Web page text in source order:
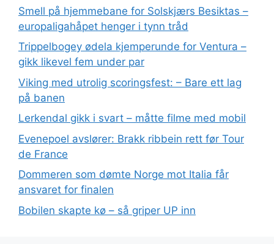
Smell på hjemmebane for Solskjærs Besiktas –
europaligahåpet henger i tynn tråd
Trippelbogey ødela kjemperunde for Ventura –
gikk likevel fem under par
Viking med utrolig scoringsfest: – Bare ett lag
på banen
Lerkendal gikk i svart – måtte filme med mobil
Evenepoel avslører: Brakk ribbein rett før Tour
de France
Dommeren som dømte Norge mot Italia får
ansvaret for finalen
Bobilen skapte kø – så griper UP inn